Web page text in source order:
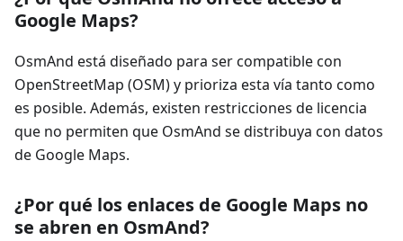
Google Maps?
OsmAnd está diseñado para ser compatible con
OpenStreetMap (OSM) y prioriza esta vía tanto como
es posible. Además, existen restricciones de licencia
que no permiten que OsmAnd se distribuya con datos
de Google Maps.
¿Por qué los enlaces de Google Maps no
se abren en OsmAnd?